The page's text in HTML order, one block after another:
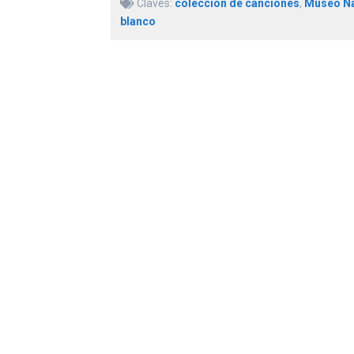
Claves: colección de canciones, Museo
blanco